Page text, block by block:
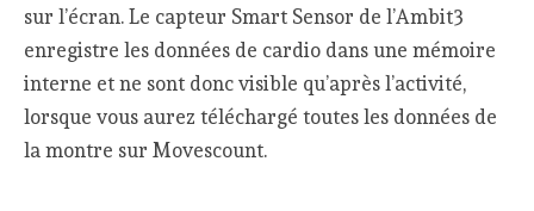
sur l’écran. Le capteur Smart Sensor de l’Ambit3
enregistre les données de cardio dans une mémoire
interne et ne sont donc visible qu’après l’activité,
lorsque vous aurez téléchargé toutes les données de
la montre sur Movescount.